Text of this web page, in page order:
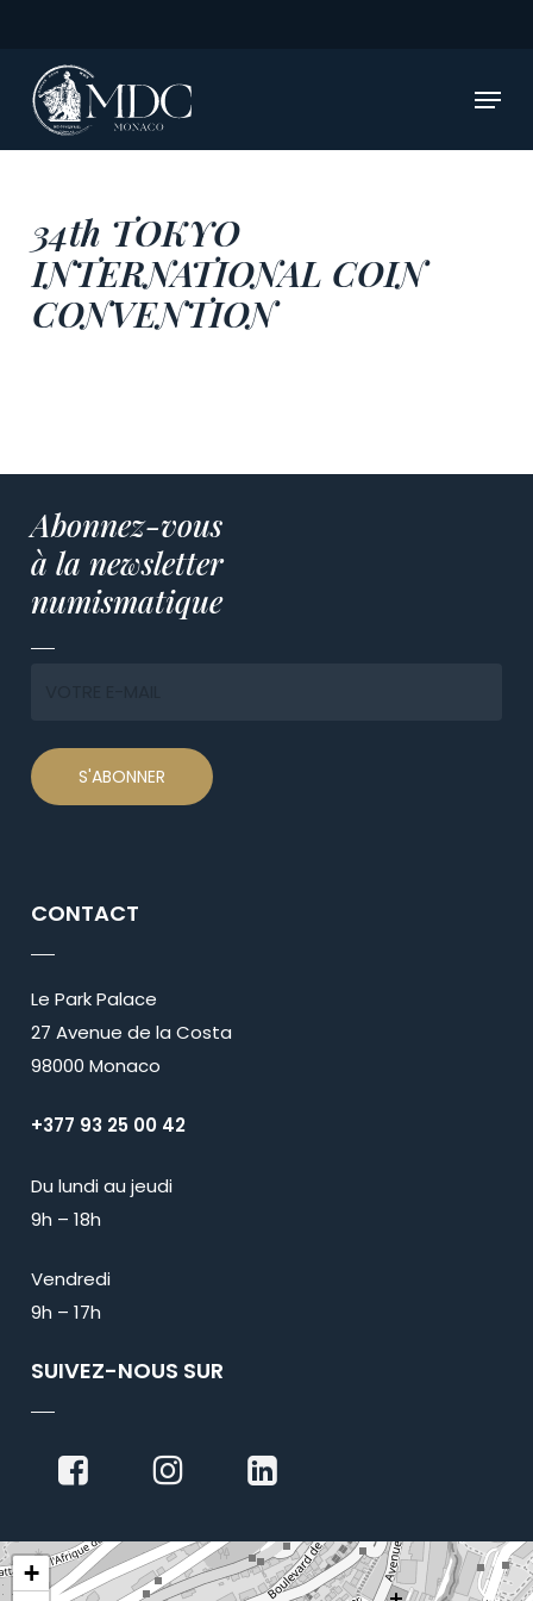
main
content
Menu
34th TOKYO
INTERNATIONAL COIN
CONVENTION
Abonnez-vous
à la newsletter
numismatique
CONTACT
Le Park Palace
27 Avenue de la Costa
98000 Monaco
+377 93 25 00 42
Du lundi au jeudi
9h – 18h
Vendredi
9h – 17h
SUIVEZ-NOUS SUR
+